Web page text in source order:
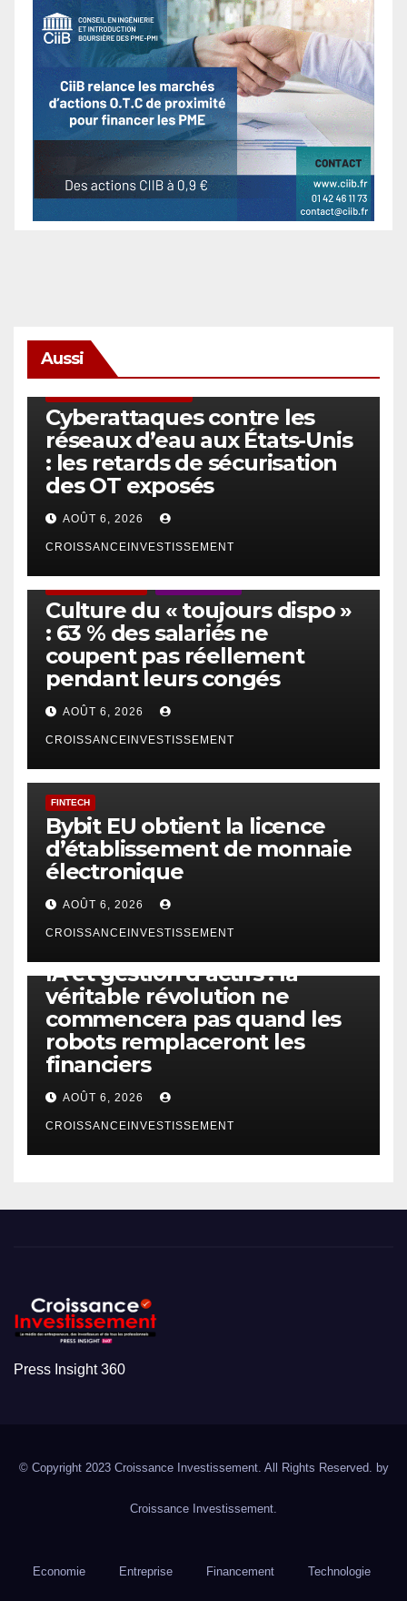
Aussi
Cyberattaques contre les
réseaux d’eau aux États-Unis
: les retards de sécurisation
des OT exposés
AOÛT 6, 2026
CROISSANCEINVESTISSEMENT
Culture du « toujours dispo »
: 63 % des salariés ne
coupent pas réellement
pendant leurs congés
AOÛT 6, 2026
CROISSANCEINVESTISSEMENT
FINTECH
Bybit EU obtient la licence
d’établissement de monnaie
électronique
AOÛT 6, 2026
CROISSANCEINVESTISSEMENT
IA et gestion d’actifs : la
véritable révolution ne
commencera pas quand les
robots remplaceront les
financiers
AOÛT 6, 2026
CROISSANCEINVESTISSEMENT
Press Insight 360
© Copyright 2023 Croissance Investissement. All Rights Reserved. by
Croissance Investissement.
Economie Entreprise Financement Technologie